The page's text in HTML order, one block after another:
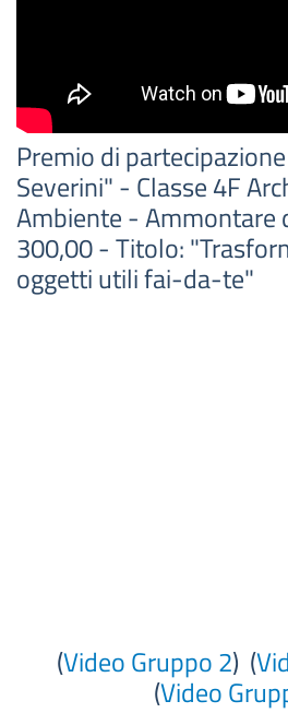
Premio di
Severini" - Classe 4F
Ambiente - Ammontare
300,00 - Titolo:
oggetti utili fai-da-te"
(Video Gruppo 2) (
(Video